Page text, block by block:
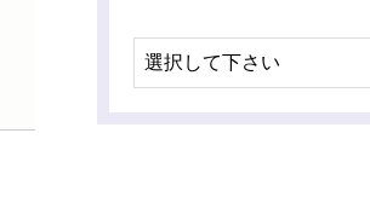
選択して下さい